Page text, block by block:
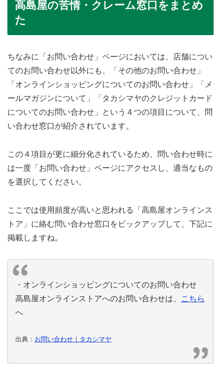
高島屋の苦情・クレーム窓口をまとめ
た
ちなみに「お問い合わせ」ページにおいては、店舗につい
てのお問い合わせ以外にも、「その他のお問い合わせ」
「オンラインショッピングについてのお問い合わせ」「メ
ールマガジンについて」「タカシマヤのクレジットカード
についてのお問い合わせ」という４つの項目について、問
い合わせ窓口が紹介されています。
この４項目が更に細分化されているため、問い合わせ時に
は一度「お問い合わせ」ページにアクセスし、適当なもの
を選択してください。
ここでは使用頻度が高いと思われる「高島屋オンラインス
トア」に絡む問い合わせ窓口をピックアップして、下記に
掲載しますね。
・オンラインショッピングについてのお問い合わせ
高島屋オンラインストアへのお問い合わせは、
こちら
へ
出典： お問い合わせ｜タカシマヤ